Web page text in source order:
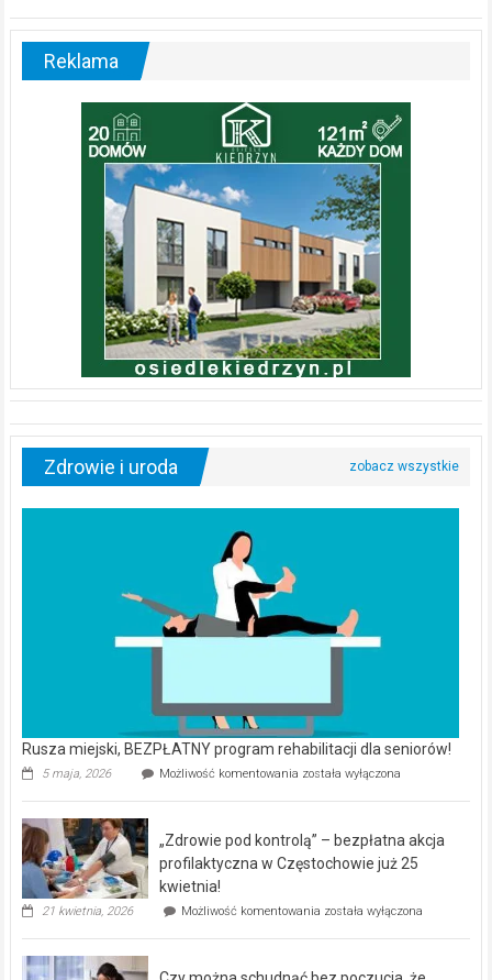
Reklama
Zdrowie i uroda
Rusza miejski, BEZPŁATNY program rehabilitacji dla seniorów!
5 maja, 2026 Możliwość komentowania Rusza
rehabilitacji
dla
została wyłączona
„Zdrowie pod kontrolą” – bezpłatna akcja
profilaktyczna w Częstochowie już 25
kwietnia!
21 kwietnia, 2026 Możliwość komentowania „Zdrowie
została wyłączona